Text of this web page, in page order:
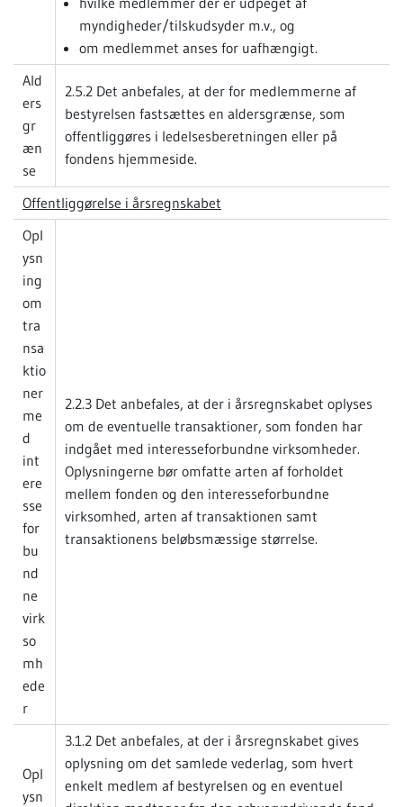
myndigheder/tilskudsyder m.v., og
om medlemmet anses for uafhængigt.
Ald
ers
gr
æn
se
2.5.2 Det anbefales, at der for medlemmerne af
bestyrelsen fastsættes en aldersgrænse, som
offentliggøres i ledelsesberetningen eller på
fondens hjemmeside.
Offentliggørelse i årsregnskabet
Opl
ysn
ing
om
tra
nsa
ktio
ner
me
d
int
ere
sse
for
bu
nd
ne
virk
so
mh
ede
r
2.2.3 Det anbefales, at der i årsregnskabet oplyses
om de eventuelle transaktioner, som fonden har
indgået med interesseforbundne virksomheder.
Oplysningerne bør omfatte arten af forholdet
mellem fonden og den interesseforbundne
virksomhed, arten af transaktionen samt
transaktionens beløbsmæssige størrelse.
Opl
ysn
3.1.2 Det anbefales, at der i årsregnskabet gives
oplysning om det samlede vederlag, som hvert
enkelt medlem af bestyrelsen og en eventuel